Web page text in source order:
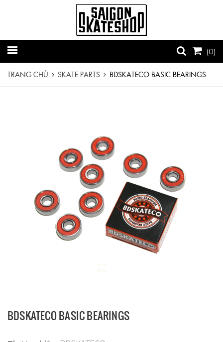
(0)
TRANG CHỦ SKATE PARTS BDSKATECO BASIC BEARINGS
BDSKATECO BASIC BEARINGS